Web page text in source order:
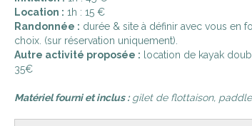
Location : 1h : 15 €
Randonnée : durée & site à définir avec vous en
choix. (sur réservation uniquement).
Autre activité proposée : location de kayak
35€
Matériel fourni et inclus :gilet de flottaison,